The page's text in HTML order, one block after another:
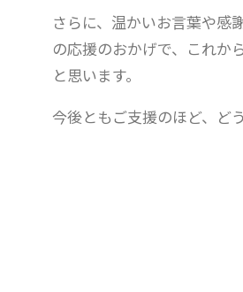
さらに、温かいお言葉や感
の応援のおかげで、これか
と思います。
今後ともご支援のほど、ど